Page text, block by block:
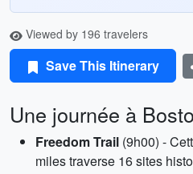
Viewed by 196 travelers
Save This Itinerary
Une journée à
Freedom Trail (9h00) -
miles traverse 16 sites